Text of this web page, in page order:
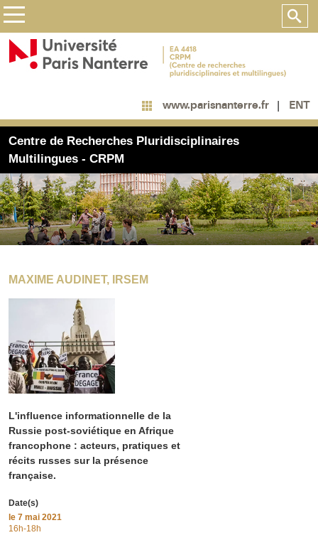
www.parisnanterre.fr ENT
Centre de Recherches Pluridisciplinaires
Multilingues - CRPM
MAXIME AUDINET, IRSEM
L'influence informationnelle de la
Russie post-soviétique en Afrique
francophone : acteurs, pratiques et
récits russes sur la présence
française.
Date(s)
le 7 mai 2021
16h-18h